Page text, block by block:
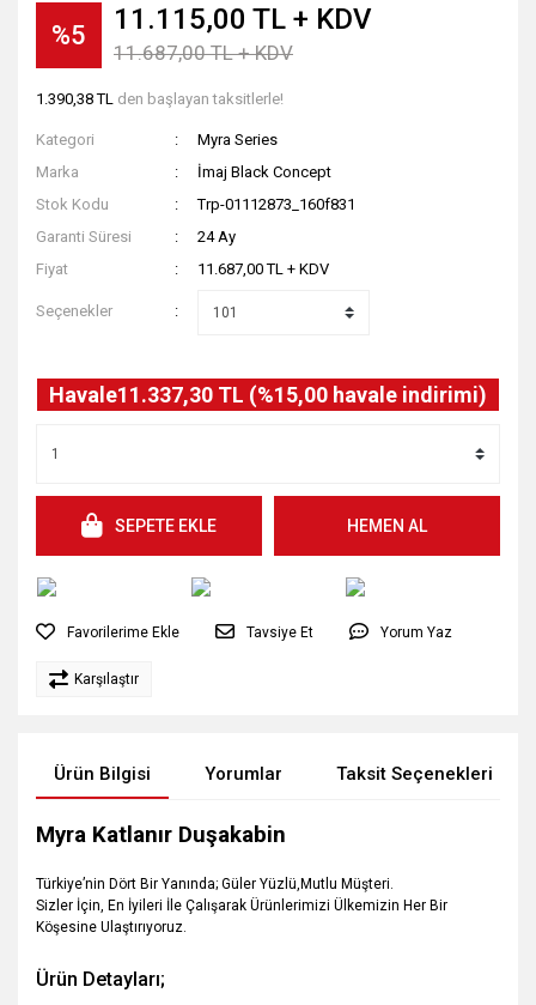
%5 11.115,00 TL + KDV
11.687,00 TL + KDV
1.390,38 TL den başlayan taksitlerle!
Kategori
Myra Series
Marka
İmaj Black Concept
Stok Kodu
Trp-01112873_160f831
Garanti Süresi
24 Ay
Fiyat
11.687,00 TL + KDV
Seçenekler
Havale11.337,30 TL (%15,00 havale indirimi)
SEPETE EKLE HEMEN AL
Tavsiye Et Yorum Yaz
Karşılaştır
Ürün Bilgisi Yorumlar Taksit Seçenekleri
Myra Katlanır Duşakabin
Türkiye’nin Dört Bir Yanında; Güler Yüzlü,Mutlu Müşteri.
Sizler İçin, En İyileri İle Çalışarak Ürünlerimizi Ülkemizin Her Bir
Köşesine Ulaştırıyoruz.
Ürün Detayları;